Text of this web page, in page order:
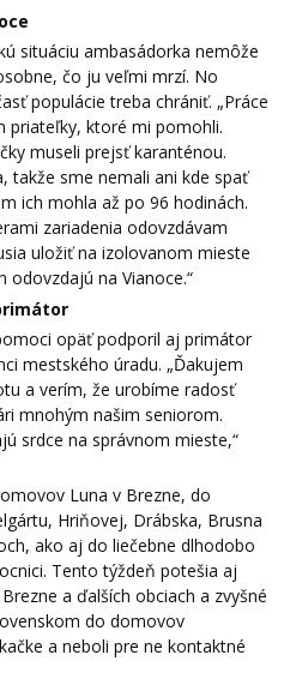
situáciu ambasádorka nemôže
čo ju veľmi mrzí. No
populácie treba chrániť. „Práce
priateľky, ktoré mi pomohli.
museli prejsť karanténou.
takže sme nemali ani kde spať
ich mohla až po 96 hodinách.
zariadenia odovzdávam
uložiť na izolovanom mieste
odovzdajú na Vianoce.“
opäť podporil aj primátor
mestského úradu. „Ďakujem
a verím, že urobíme radosť
mnohým našim seniorom.
srdce na správnom mieste,“
Luna v Brezne, do
Hriňovej, Drábska, Brusna
ako aj do liečebne dlhodobo
Tento týždeň potešia aj
a ďalších obciach a zvyšné
do domovov
a neboli pre ne kontaktné